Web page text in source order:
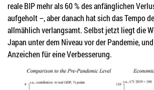
reale BIP mehr als 60 % des anfänglichen
aufgeholt –, aber danach hat sich das Tempo
allmählich verlangsamt. Selbst jetzt liegt die
Japan unter dem Niveau vor der Pandemie,
Anzeichen für eine Verbesserung.